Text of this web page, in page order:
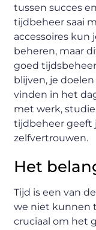
tussen succes
tijdbeheer saai
accessoires kun
beheren, maar
goed
blijven, je
vinden in het
met werk,
tijdbeheer geeft
zelfvertrouwen.
Het
Tijd is een van
we niet kunnen
cruciaal om het